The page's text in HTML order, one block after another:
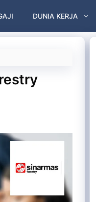
DUNIA KERJA